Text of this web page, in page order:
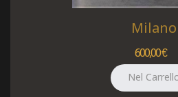
Milano
600,00 €